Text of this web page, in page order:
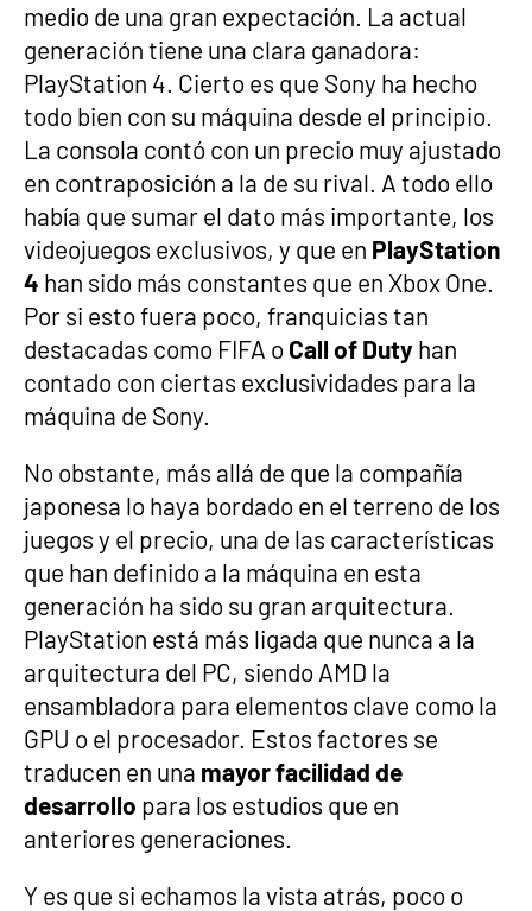
medio de una gran expectación. La actual
generación tiene una clara ganadora:
PlayStation 4. Cierto es que Sony ha hecho
todo bien con su máquina desde el principio.
La consola contó con un precio muy ajustado
en contraposición a la de su rival. A todo ello
había que sumar el dato más importante, los
videojuegos exclusivos, y que en PlayStation
4 han sido más constantes que en Xbox One.
Por si esto fuera poco, franquicias tan
destacadas como FIFA o Call of Duty han
contado con ciertas exclusividades para la
máquina de Sony.
No obstante, más allá de que la compañía
japonesa lo haya bordado en el terreno de los
juegos y el precio, una de las características
que han definido a la máquina en esta
generación ha sido su gran arquitectura.
PlayStation está más ligada que nunca a la
arquitectura del PC, siendo AMD la
ensambladora para elementos clave como la
GPU o el procesador. Estos factores se
traducen en una mayor facilidad de
desarrollo para los estudios que en
anteriores generaciones.
Y es que si echamos la vista atrás, poco o